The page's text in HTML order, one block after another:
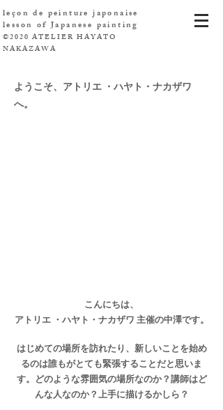
leçon de peinture japonaise
​lesson of Japanese painting
©2020 ATELIER HAYATO
NAKAZAWA
​ようこそ、アトリエ ・ハヤト・ナカザワ
へ。
​こんにちは、
アトリエ ・ハヤト・ナカザワ 主催の中澤です。
はじめての場所を訪れたり、新しいことを始め
るのは誰もがとても緊張することだと思いま
す。どのような雰囲気の場所なのか？講師はど
んな人なのか？上手に描けるかしら？